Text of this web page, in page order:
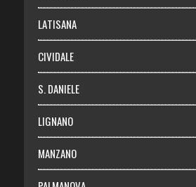
Login
LATISANA
CIVIDALE
S. DANIELE
LIGNANO
MANZANO